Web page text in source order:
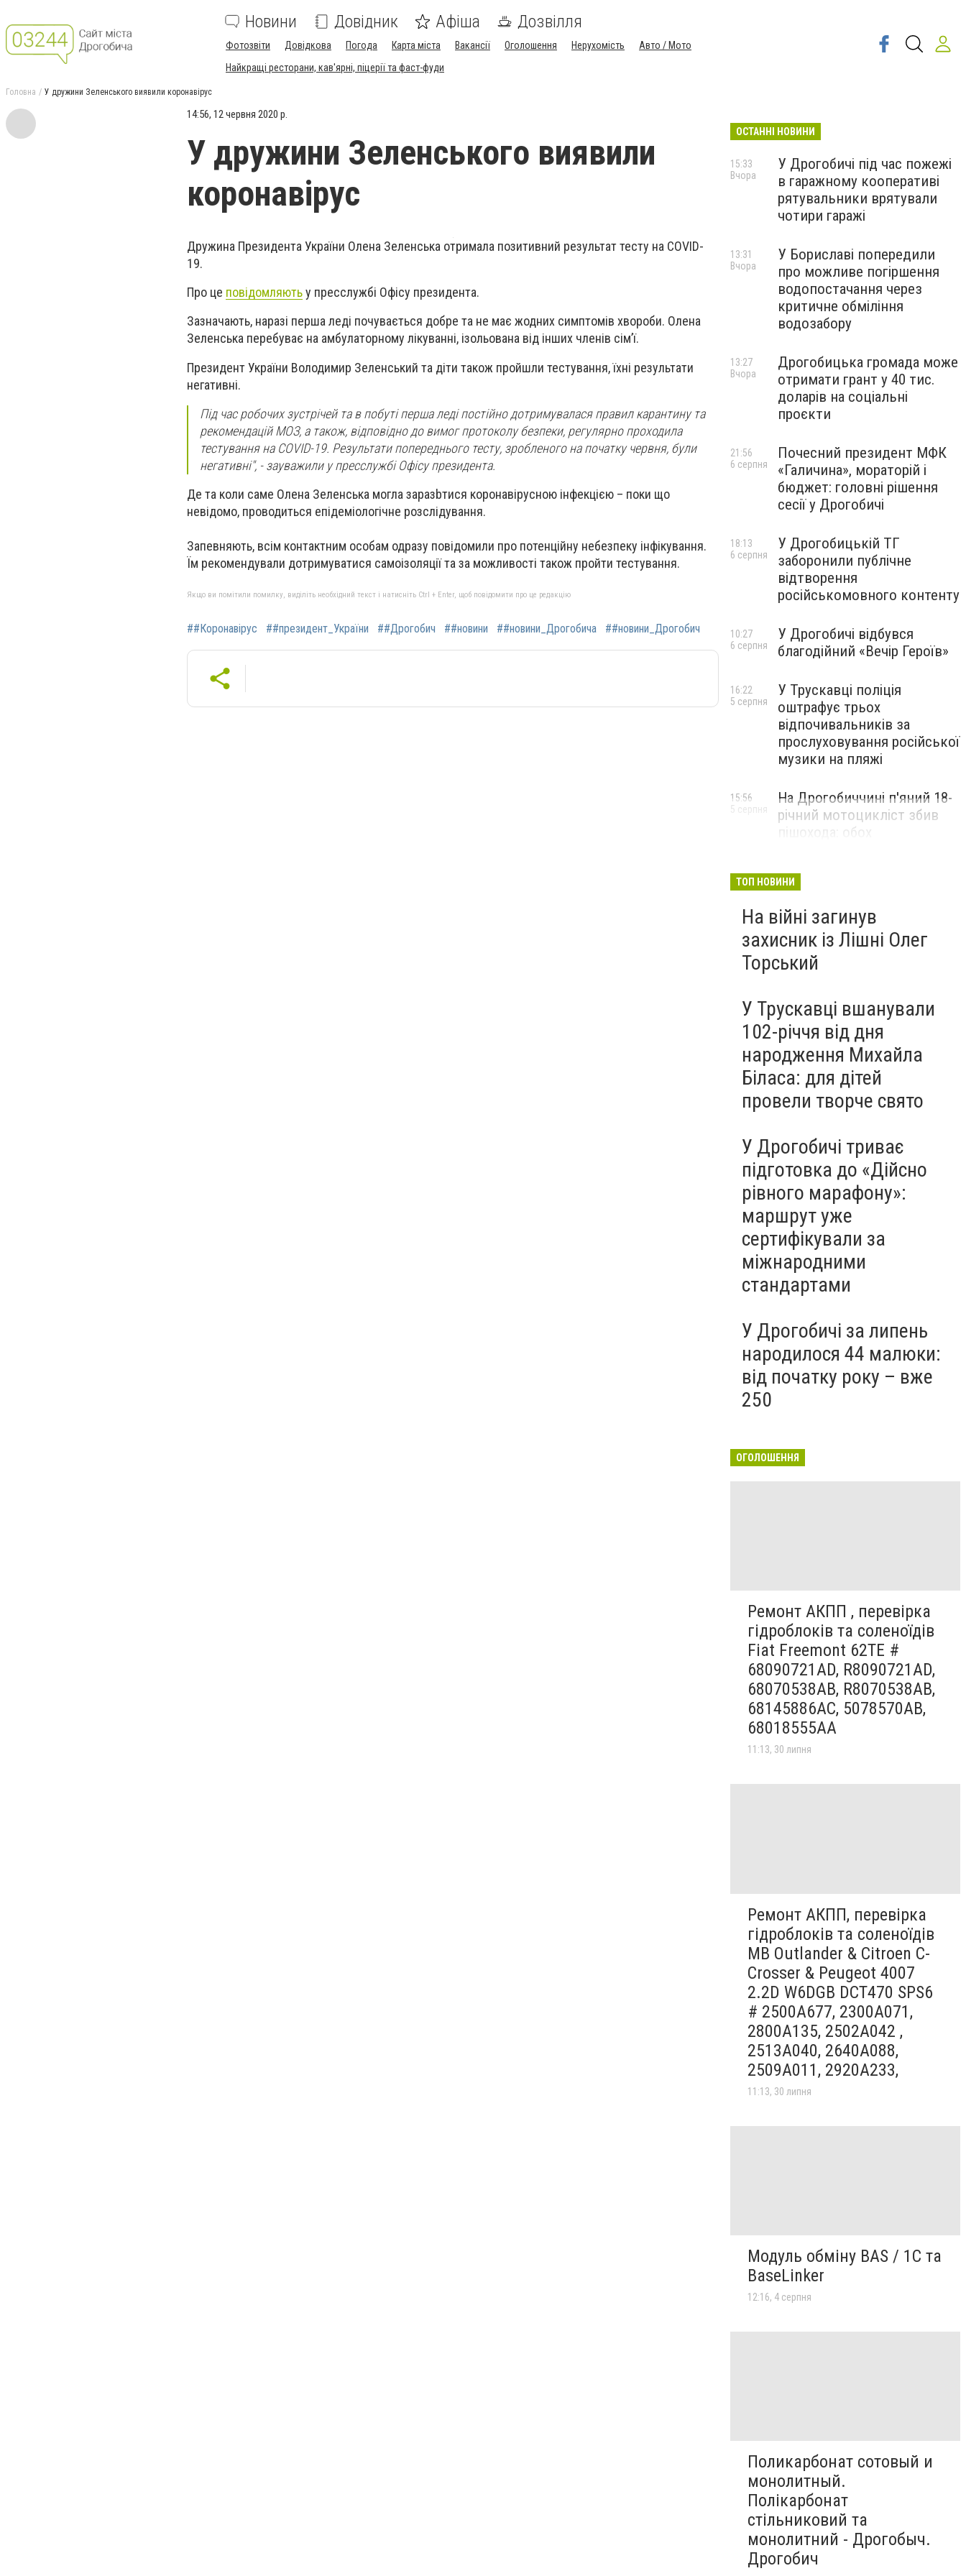
Новини Довідник Афіша Дозвілля
Фотозвіти Довідкова Погода Карта міста Вакансії Оголошення Нерухомість
Авто / Мото
Найкращі ресторани, кав'ярні, піцерії та фаст-фуди
Головна У дружини Зеленського виявили коронавірус
14:56, 12 червня 2020 р.
У дружини Зеленського виявили
коронавірус
Дружина Президента України Олена Зеленська отримала позитивний результат тесту на COVID-
19.
Про це повідомляютьу пресслужбі Офісу президента.
Зазначають, наразі перша леді почувається добре та не має жодних симптомів хвороби. Олена
Зеленська перебуває на амбулаторному лікуванні, ізольована від інших членів сім’ї.
Президент України Володимир Зеленський та діти також пройшли тестування, їхні результати
негативні.
Під час робочих зустрічей та в побуті перша леді постійно дотримувалася правил карантину та
рекомендацій МОЗ, а також, відповідно до вимог протоколу безпеки, регулярно проходила
тестування на COVID-19. Результати попереднього тесту, зробленого на початку червня, були
негативні", - зауважили у пресслужбі Офісу президента.
Де та коли саме Олена Зеленська могла заразbтися коронавірусною інфекцією – поки що
невідомо, проводиться епідеміологічне розслідування.
Запевняють, всім контактним особам одразу повідомили про потенційну небезпеку інфікування.
Їм рекомендували дотримуватися самоізоляції та за можливості також пройти тестування.
Якщо ви помітили помилку, виділіть необхідний текст і натисніть Ctrl + Enter, щоб повідомити про це редакцію
##Коронавірус ##президент_України ##Дрогобич ##новини ##новини_Дрогобича ##новини_Дрогобич
ОСТАННІ НОВИНИ
У Дрогобичі під час пожежі
в гаражному кооперативі
рятувальники врятували
чотири гаражі
15:33
Вчора
У Бориславі попередили
про можливе погіршення
водопостачання через
критичне обміління
водозабору
13:31
Вчора
Дрогобицька громада може
отримати грант у 40 тис.
доларів на соціальні
проєкти
13:27
Вчора
Почесний президент МФК
«Галичина», мораторій і
бюджет: головні рішення
сесії у Дрогобичі
21:56
6 серпня
У Дрогобицькій ТГ
заборонили публічне
відтворення
російськомовного контенту
18:13
6 серпня
У Дрогобичі відбувся
благодійний «Вечір Героїв»
10:27
6 серпня
У Трускавці поліція
оштрафує трьох
відпочивальників за
прослуховування російської
музики на пляжі
16:22
5 серпня
На Дрогобиччині п'яний 18-
річний мотоцикліст збив
пішохода: обох
15:56
5 серпня
ТОП НОВИНИ
На війні загинув
захисник із Лішні Олег
Торський
У Трускавці вшанували
102-річчя від дня
народження Михайла
Біласа: для дітей
провели творче свято
У Дрогобичі триває
підготовка до «Дійсно
рівного марафону»:
маршрут уже
сертифікували за
міжнародними
стандартами
У Дрогобичі за липень
народилося 44 малюки:
від початку року – вже
250
ОГОЛОШЕННЯ
Ремонт АКПП , перевірка
гідроблоків та соленоїдів
Fiat Freemont 62TE #
68090721AD, R8090721AD,
68070538AB, R8070538AB,
68145886AC, 5078570AB,
68018555AA
11:13, 30 липня
Ремонт АКПП, перевірка
гідроблоків та соленоїдів
MB Outlander & Citroen C-
Crosser & Peugeot 4007
2.2D W6DGB DCT470 SPS6
# 2500A677, 2300A071,
2800A135, 2502A042 ,
2513A040, 2640A088,
2509A011, 2920A233,
11:13, 30 липня
Модуль обміну BAS / 1C та
BaseLinker
12:16, 4 серпня
Поликарбонат сотовый и
монолитный.
Полікарбонат
стільниковий та
монолитний - Дрогобыч.
Дрогобич